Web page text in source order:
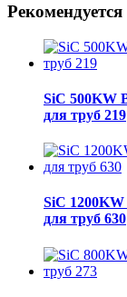
SiC 500KW
для труб 219
SiC
для труб 630